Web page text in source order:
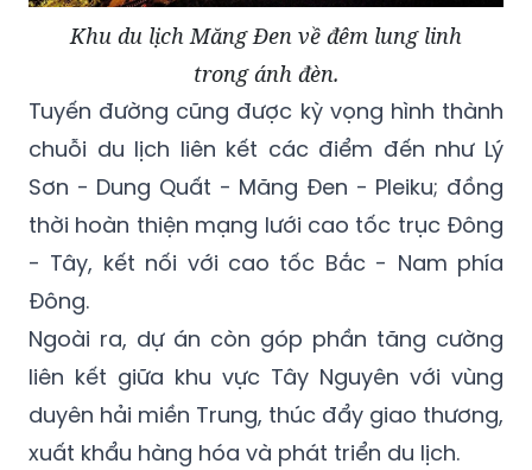
Khu du lịch Măng Đen về đêm lung linh
trong ánh đèn.
Tuyến đường cũng được kỳ vọng hình thành
chuỗi du lịch liên kết các điểm đến như Lý
Sơn - Dung Quất - Măng Đen - Pleiku; đồng
thời hoàn thiện mạng lưới cao tốc trục Đông
- Tây, kết nối với cao tốc Bắc - Nam phía
Đông.
Ngoài ra, dự án còn góp phần tăng cường
liên kết giữa khu vực Tây Nguyên với vùng
duyên hải miền Trung, thúc đẩy giao thương,
xuất khẩu hàng hóa và phát triển du lịch.